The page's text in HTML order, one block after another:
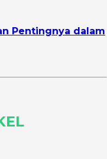
Pentingnya dalam